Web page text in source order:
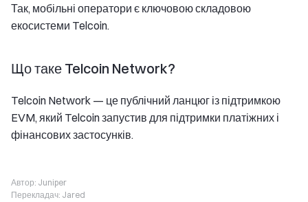
Так, мобільні оператори є ключовою складовою
екосистеми Telcoin.
Що таке Telcoin Network?
Telcoin Network — це публічний ланцюг із підтримкою
EVM, який Telcoin запустив для підтримки платіжних і
фінансових застосунків.
Автор: Juniper
Перекладач: Jared